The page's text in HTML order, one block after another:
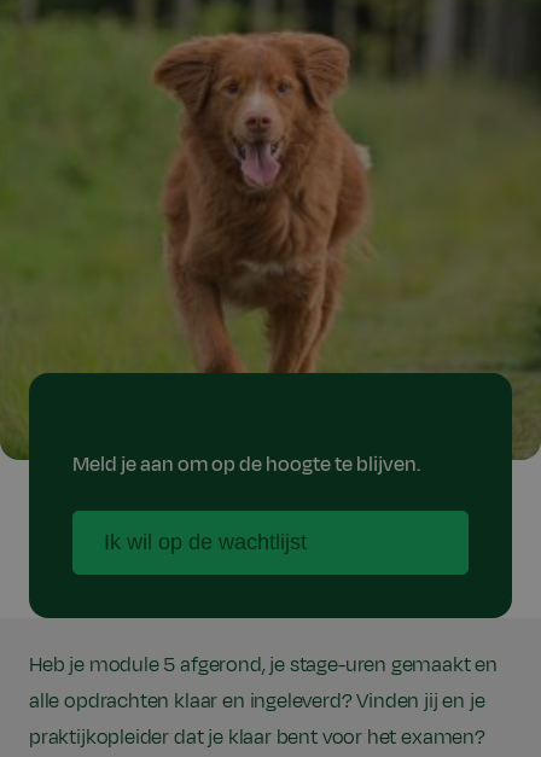
Meld je aan om op de hoogte te blijven.
Ik wil op de wachtlijst
Heb je module 5 afgerond, je stage-uren gemaakt en
alle opdrachten klaar en ingeleverd? Vinden jij en je
praktijkopleider dat je klaar bent voor het examen?